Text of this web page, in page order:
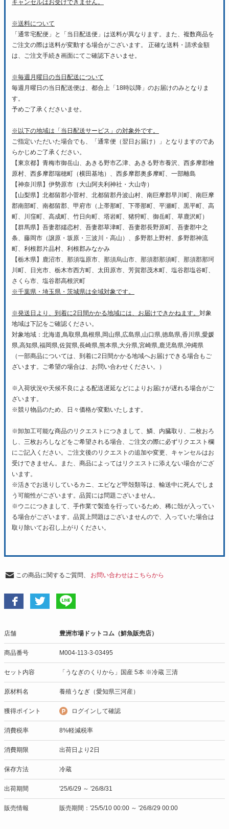
キャンセルはお受けできません。
※送料について
「通常宅配便」と「当日配送便」は送料が異なります。また、複数商品を
ご注文の際は送料が変動する場合がございます。 正確な送料・請求金額
は、ご注文手続き画面にてご確認下さいませ。
※毎週月曜日の当日配送について
毎週月曜日の当日配送便は、都合上「18時以降」のお届けのみとなりま
す。
予めご了承くださいませ。
※以下の地域は「当日配送サービス」の対象外です。
ご指定いただいた場合でも、「通常便（翌日お届け）」となりますのであ
らかじめご了承ください。
【東京都】青梅市御岳山、あきる野市乙津、あきる野市養沢、西多摩郡檜
原村、西多摩郡瑞穂町（横田基地）、西多摩郡奥多摩町、一部離島
【神奈川県】伊勢原市（大山阿夫利神社・大山寺）
【山梨県】北都留郡小菅村、北都留郡丹波山村、南巨摩郡早川町、南巨摩
郡南部町、南都留郡、甲府市（上帯那町、下帯那町、平瀬町、黒平町、高
町、川窪町、高成町、竹日向町、塔岩町、猪狩町、御岳町、草鹿沢町）
【群馬県】吾妻郡嬬恋村、吾妻郡草津町、吾妻郡長野原町、吾妻郡中之
条、藤岡市（譲原・坂原・三波川・高山）、多野郡上野村、多野郡神流
町、利根郡片品村、利根郡みなかみ
【栃木県】鹿沼市、那須塩原市、那須烏山市、那須郡那須町、那須郡那珂
川町、日光市、栃木市西方町、太田原市、芳賀郡茂木町、塩谷郡塩谷町、
さくら市、塩谷郡高根沢町
※千葉県・埼玉県・茨城県は全域対象です。
※発送日より、到着に2日間かかる地域には、お届けできかねます。 対象
地域は下記をご確認ください。
対象地域：北海道,鳥取県,島根県,岡山県,広島県,山口県,徳島県,香川県,愛媛
県,高知県,福岡県,佐賀県,長崎県,熊本県,大分県,宮崎県,鹿児島県,沖縄県
（一部商品については、到着に2日間かかる地域へお届けできる場合もご
ざいます。ご希望の場合は、お問い合わせください。）
※入荷状況や天候不良による配送遅延などによりお届けが遅れる場合がご
ざいます。
※競り物品のため、日々価格が変動いたします。
※卸加工可能な商品のリクエストにつきまして、鱗、内臓取り、二枚おろ
し、三枚おろしなどをご希望される場合、ご注文の際に必ずリクエスト欄
にご記入ください。ご注文後のリクエストの追加や変更、キャンセルはお
受けできません。また、商品によってはリクエストに添えない場合がござ
います。
※活きでお送りしているカニ、エビなど甲殻類等は、輸送中に死んでしま
う可能性がございます。品質には問題ございません。
※ウニにつきまして、手作業で製造を行っているため、稀に殻が入ってい
る場合がございます。品質上問題はございませんので、入っていた場合は
取り除いてお召し上がりください。
この商品に関するご質問、 お問い合わせはこちらから
店舗 豊洲市場ドットコム（鮮魚販売店）
商品番号 M004-113-3-03495
セット内容 「うなぎのくりから」国産 5本 ※冷蔵 三清
原材料名 養殖うなぎ（愛知県三河産）
獲得ポイント ログインして確認
消費税率 8%軽減税率
消費期限 出荷日より2日
保存方法 冷蔵
出荷期間 '25/6/29 ～ '26/8/31
販売情報 販売期間：'25/5/10 00:00 ～ '26/8/29 00:00